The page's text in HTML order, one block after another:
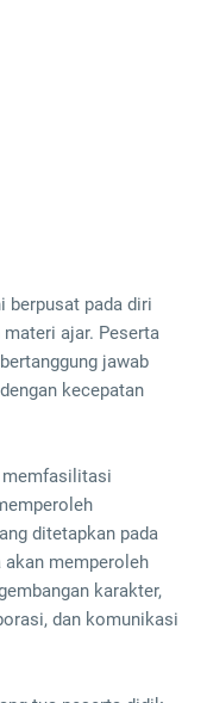
berpusat pada diri
ajar. Peserta
jawab
kecepatan
memfasilitasi
ditetapkan pada
memperoleh
karakter,
dan komunikasi